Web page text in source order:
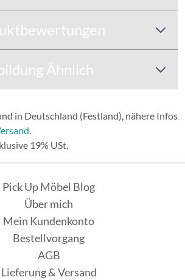
Ähnlich
in Deutschland (Festland), nähere Infos
19% USt.
Pick Up Möbel Blog
Über mich
Mein Kundenkonto
Bestellvorgang
AGB
Lieferung & Versand